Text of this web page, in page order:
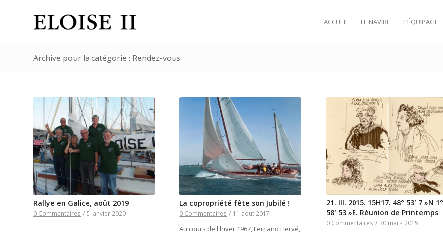
ACCUEIL LE NAVIRE L’ÉQUIPAGE
Archive pour la catégorie : Rendez-vous
Rallye en Galice, août 2019
0 Commentaires / 5 janvier 2020
La copropriété fête son Jubilé !
0 Commentaires / 11 août 2017
Au cours de l'hiver 1967, Fernand Hervé,
21. III. 2015. 15H17. 48° 53′ 7 »N 1°
58′ 53 »E. Réunion de Printemps
0 Commentaires / 30 mars 2015